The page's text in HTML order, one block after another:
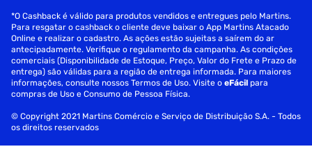
*O Cashback é válido para produtos vendidos e entregues pelo Martins.
Para resgatar o cashback o cliente deve baixar o App Martins Atacado
Online e realizar o cadastro. As ações estão sujeitas a saírem do ar
antecipadamente. Verifique o regulamento da campanha. As condições
comerciais (Disponibilidade de Estoque, Preço, Valor do Frete e Prazo de
entrega) são válidas para a região de entrega informada. Para maiores
informações, consulte nossos Termos de Uso. Visite oeFácil para
compras de Uso e Consumo de Pessoa Física.
© Copyright 2021 Martins Comércio e Serviço de Distribuição S.A. - Todos
os direitos reservados